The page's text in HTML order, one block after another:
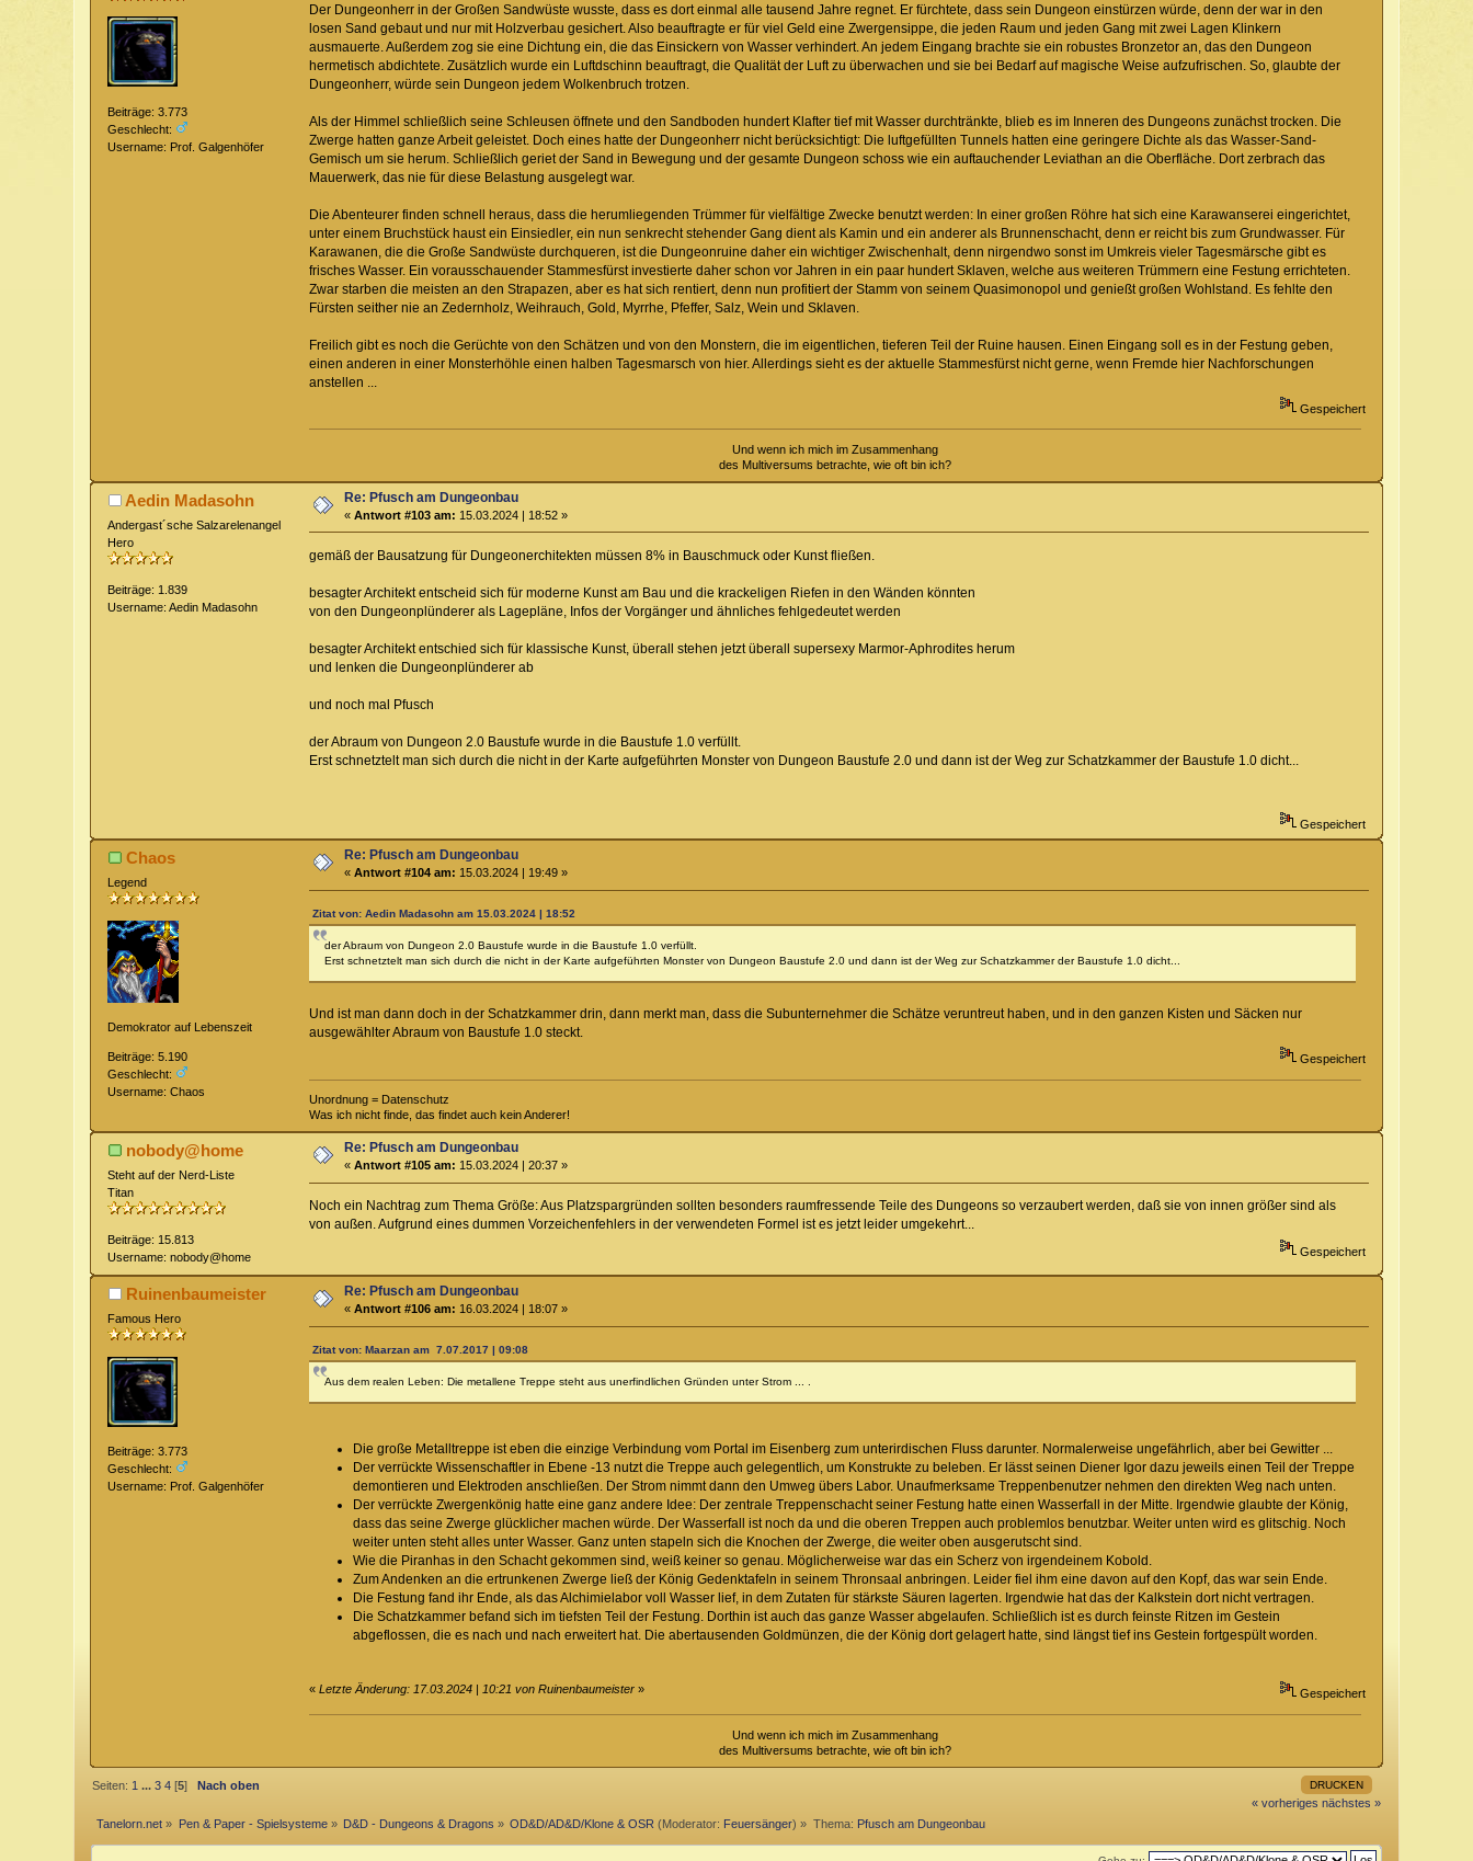
Beiträge: 3.773
Geschlecht:
Username: Prof. Galgenhöfer
Der Dungeonherr in der Großen Sandwüste wusste, dass es dort einmal alle tausend Jahre regnet. Er fürchtete, dass sein Dungeon einstürzen würde, denn der war in den
losen Sand gebaut und nur mit Holzverbau gesichert. Also beauftragte er für viel Geld eine Zwergensippe, die jeden Raum und jeden Gang mit zwei Lagen Klinkern
ausmauerte. Außerdem zog sie eine Dichtung ein, die das Einsickern von Wasser verhindert. An jedem Eingang brachte sie ein robustes Bronzetor an, das den Dungeon
hermetisch abdichtete. Zusätzlich wurde ein Luftdschinn beauftragt, die Qualität der Luft zu überwachen und sie bei Bedarf auf magische Weise aufzufrischen. So, glaubte der
Dungeonherr, würde sein Dungeon jedem Wolkenbruch trotzen.
Als der Himmel schließlich seine Schleusen öffnete und den Sandboden hundert Klafter tief mit Wasser durchtränkte, blieb es im Inneren des Dungeons zunächst trocken. Die
Zwerge hatten ganze Arbeit geleistet. Doch eines hatte der Dungeonherr nicht berücksichtigt: Die luftgefüllten Tunnels hatten eine geringere Dichte als das Wasser-Sand-
Gemisch um sie herum. Schließlich geriet der Sand in Bewegung und der gesamte Dungeon schoss wie ein auftauchender Leviathan an die Oberfläche. Dort zerbrach das
Mauerwerk, das nie für diese Belastung ausgelegt war.
Die Abenteurer finden schnell heraus, dass die herumliegenden Trümmer für vielfältige Zwecke benutzt werden: In einer großen Röhre hat sich eine Karawanserei eingerichtet,
unter einem Bruchstück haust ein Einsiedler, ein nun senkrecht stehender Gang dient als Kamin und ein anderer als Brunnenschacht, denn er reicht bis zum Grundwasser. Für
Karawanen, die die Große Sandwüste durchqueren, ist die Dungeonruine daher ein wichtiger Zwischenhalt, denn nirgendwo sonst im Umkreis vieler Tagesmärsche gibt es
frisches Wasser. Ein vorausschauender Stammesfürst investierte daher schon vor Jahren in ein paar hundert Sklaven, welche aus weiteren Trümmern eine Festung errichteten.
Zwar starben die meisten an den Strapazen, aber es hat sich rentiert, denn nun profitiert der Stamm von seinem Quasimonopol und genießt großen Wohlstand. Es fehlte den
Fürsten seither nie an Zedernholz, Weihrauch, Gold, Myrrhe, Pfeffer, Salz, Wein und Sklaven.
Freilich gibt es noch die Gerüchte von den Schätzen und von den Monstern, die im eigentlichen, tieferen Teil der Ruine hausen. Einen Eingang soll es in der Festung geben,
einen anderen in einer Monsterhöhle einen halben Tagesmarsch von hier. Allerdings sieht es der aktuelle Stammesfürst nicht gerne, wenn Fremde hier Nachforschungen
anstellen ...
Gespeichert
Und wenn ich mich im Zusammenhang
des Multiversums betrachte, wie oft bin ich?
Aedin Madasohn
Andergast´sche Salzarelenangel
Hero
Beiträge: 1.839
Username: Aedin Madasohn
Re: Pfusch am Dungeonbau
«Antwort #103 am: 15.03.2024 | 18:52 »
gemäß der Bausatzung für Dungeonerchitekten müssen 8% in Bauschmuck oder Kunst fließen.
besagter Architekt entscheid sich für moderne Kunst am Bau und die krackeligen Riefen in den Wänden könnten
von den Dungeonplünderer als Lagepläne, Infos der Vorgänger und ähnliches fehlgedeutet werden
besagter Architekt entschied sich für klassische Kunst, überall stehen jetzt überall supersexy Marmor-Aphrodites herum
und lenken die Dungeonplünderer ab
und noch mal Pfusch
der Abraum von Dungeon 2.0 Baustufe wurde in die Baustufe 1.0 verfüllt.
Erst schnetztelt man sich durch die nicht in der Karte aufgeführten Monster von Dungeon Baustufe 2.0 und dann ist der Weg zur Schatzkammer der Baustufe 1.0 dicht...
Gespeichert
Chaos
Legend
Demokrator auf Lebenszeit
Beiträge: 5.190
Geschlecht:
Username: Chaos
Re: Pfusch am Dungeonbau
«Antwort #104 am: 15.03.2024 | 19:49 »
Zitat von: Aedin Madasohn am 15.03.2024 | 18:52
der Abraum von Dungeon 2.0 Baustufe wurde in die Baustufe 1.0 verfüllt.
Erst schnetztelt man sich durch die nicht in der Karte aufgeführten Monster von Dungeon Baustufe 2.0 und dann ist der Weg zur Schatzkammer der Baustufe 1.0 dicht...
Und ist man dann doch in der Schatzkammer drin, dann merkt man, dass die Subunternehmer die Schätze veruntreut haben, und in den ganzen Kisten und Säcken nur
ausgewählter Abraum von Baustufe 1.0 steckt.
Gespeichert
Unordnung = Datenschutz
Was ich nicht finde, das findet auch kein Anderer!
nobody@home
Steht auf der Nerd-Liste
Titan
Beiträge: 15.813
Username: nobody@home
Re: Pfusch am Dungeonbau
«Antwort #105 am: 15.03.2024 | 20:37 »
Noch ein Nachtrag zum Thema Größe: Aus Platzspargründen sollten besonders raumfressende Teile des Dungeons so verzaubert werden, daß sie von innen größer sind als
von außen. Aufgrund eines dummen Vorzeichenfehlers in der verwendeten Formel ist es jetzt leider umgekehrt...
Gespeichert
Ruinenbaumeister
Famous Hero
Beiträge: 3.773
Geschlecht:
Username: Prof. Galgenhöfer
Re: Pfusch am Dungeonbau
«Antwort #106 am: 16.03.2024 | 18:07 »
Zitat von: Maarzan am 7.07.2017 | 09:08
Aus dem realen Leben: Die metallene Treppe steht aus unerfindlichen Gründen unter Strom ... .
Die große Metalltreppe ist eben die einzige Verbindung vom Portal im Eisenberg zum unterirdischen Fluss darunter. Normalerweise ungefährlich, aber bei Gewitter ...
Der verrückte Wissenschaftler in Ebene -13 nutzt die Treppe auch gelegentlich, um Konstrukte zu beleben. Er lässt seinen Diener Igor dazu jeweils einen Teil der Treppe
demontieren und Elektroden anschließen. Der Strom nimmt dann den Umweg übers Labor. Unaufmerksame Treppenbenutzer nehmen den direkten Weg nach unten.
Der verrückte Zwergenkönig hatte eine ganz andere Idee: Der zentrale Treppenschacht seiner Festung hatte einen Wasserfall in der Mitte. Irgendwie glaubte der König,
dass das seine Zwerge glücklicher machen würde. Der Wasserfall ist noch da und die oberen Treppen auch problemlos benutzbar. Weiter unten wird es glitschig. Noch
weiter unten steht alles unter Wasser. Ganz unten stapeln sich die Knochen der Zwerge, die weiter oben ausgerutscht sind.
Wie die Piranhas in den Schacht gekommen sind, weiß keiner so genau. Möglicherweise war das ein Scherz von irgendeinem Kobold.
Zum Andenken an die ertrunkenen Zwerge ließ der König Gedenktafeln in seinem Thronsaal anbringen. Leider fiel ihm eine davon auf den Kopf, das war sein Ende.
Die Festung fand ihr Ende, als das Alchimielabor voll Wasser lief, in dem Zutaten für stärkste Säuren lagerten. Irgendwie hat das der Kalkstein dort nicht vertragen.
Die Schatzkammer befand sich im tiefsten Teil der Festung. Dorthin ist auch das ganze Wasser abgelaufen. Schließlich ist es durch feinste Ritzen im Gestein
abgeflossen, die es nach und nach erweitert hat. Die abertausenden Goldmünzen, die der König dort gelagert hatte, sind längst tief ins Gestein fortgespült worden.
« Letzte Änderung: 17.03.2024 | 10:21 von Ruinenbaumeister» Gespeichert
Und wenn ich mich im Zusammenhang
des Multiversums betrachte, wie oft bin ich?
DRUCKEN
Seiten:1 ...3 4 [5]
Nach oben
« vorheriges nächstes »
Tanelorn.net » Pen & Paper - Spielsysteme» D&D - Dungeons & Dragons » OD&D/AD&D/Klone & OSR (Moderator: Feuersänger) » Thema: Pfusch am Dungeonbau